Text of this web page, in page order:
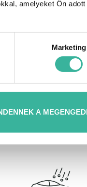
amelyeket Ön adott
Marketing
A